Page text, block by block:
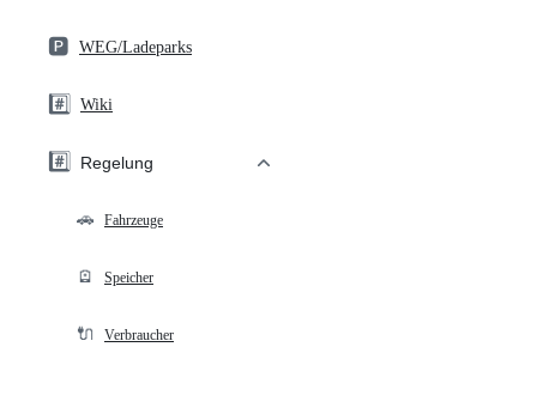
🅿️ WEG/Ladeparks
#️⃣ Wiki
#️⃣ Regelung
🚗 Fahrzeuge
🪫 Speicher
🔌 Verbraucher